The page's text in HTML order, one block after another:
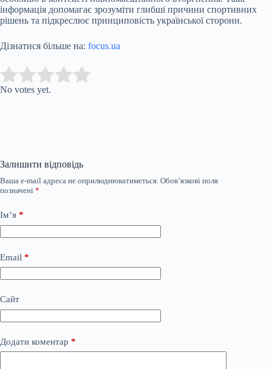
інформація допомагає зрозуміти глибші причини спортивних
рішень та підкреслює принциповість української сторони.
Дізнатися більше на: focus.ua
Rate this item:
No votes yet.
Залишити відповідь
Ваша e-mail адреса не оприлюднюватиметься. Обов’язкові поля
позначені *
Ім’я *
Email *
Сайт
Додати коментар *